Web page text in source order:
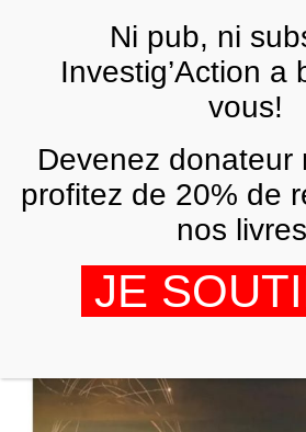
La fin des temps – Les
et Magog
5 SEPTEMBRE
FRNi pub, ni
Investig’Action a
vous!
Devenez donateur
profitez de 20% de
nos
JE